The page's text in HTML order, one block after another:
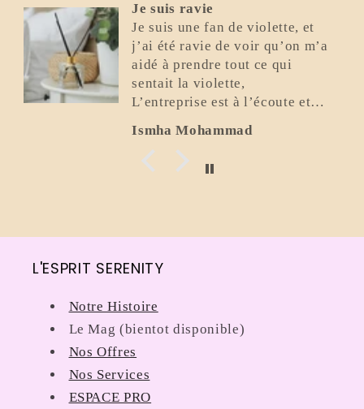
Je suis ravie
Je suis une fan de violette, et
j’ai été ravie de voir qu’on m’a
aidé à prendre tout ce qui
sentait la violette,
L’entreprise est à l’écoute et
Elle a été
Ismha Mohammad
L'ESPRIT SERENITY
Notre Histoire
Le Mag (bientot disponible)
Nos Offres
Nos Services
ESPACE PRO